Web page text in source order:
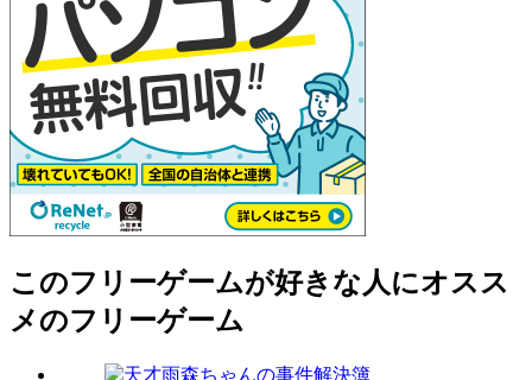
このフリーゲームが好きな人にオスス
メのフリーゲーム